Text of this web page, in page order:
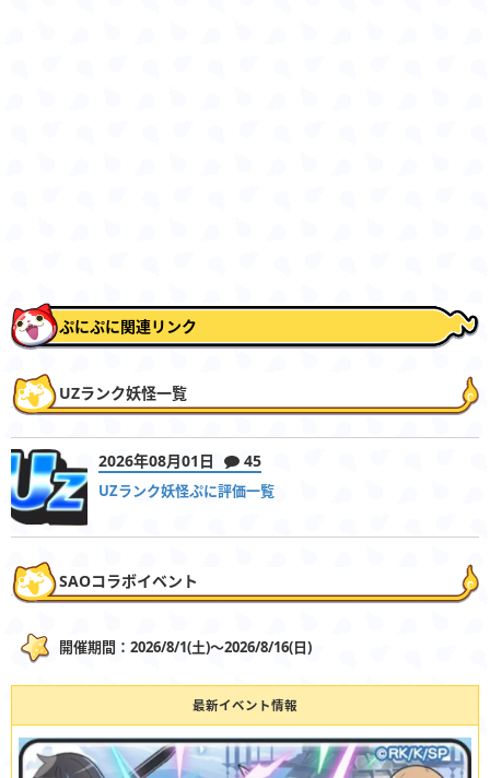
ぷにぷに関連リンク
UZランク妖怪一覧
2026年08月01日 45
UZランク妖怪ぷに評価一覧
SAOコラボイベント
開催期間：2026/8/1(土)〜2026/8/16(日)
最新イベント情報